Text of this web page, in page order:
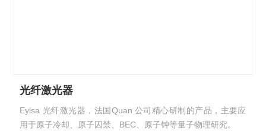
光纤激光器
Eylsa 光纤激光器，法国Quan 公司精心研制的产品，主要应
用于原子冷却、原子囚禁、BEC、原子钟等量子物理研究。